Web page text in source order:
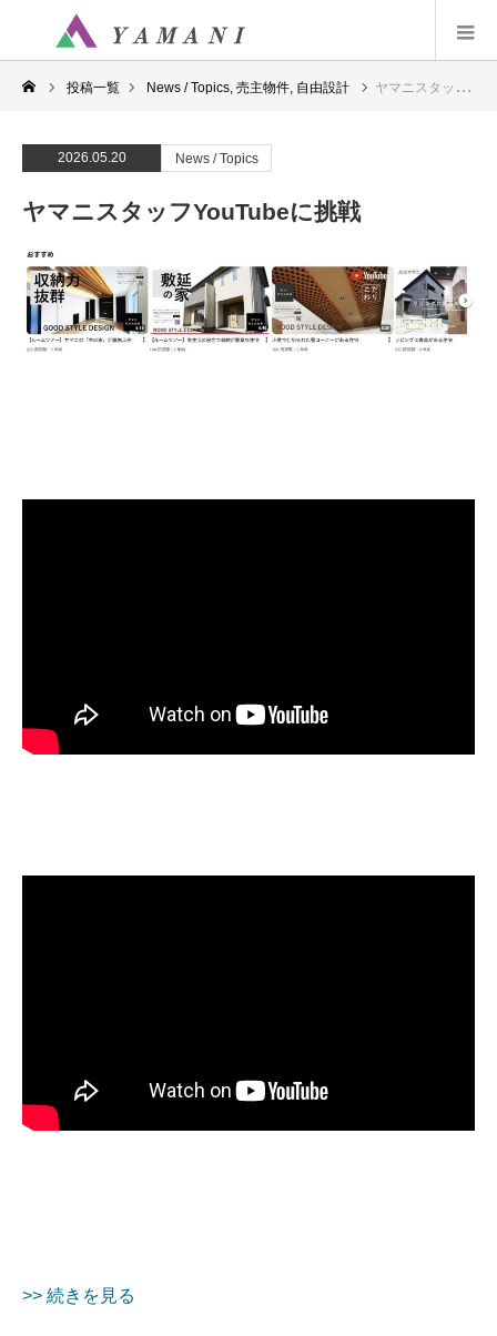
投稿一覧 News / Topics, 売主物件, 自由設計 ヤマニスタッフYouTubeに挑戦
2026.05.20 News / Topics
ヤマニスタッフYouTubeに挑戦
>> 続きを見る